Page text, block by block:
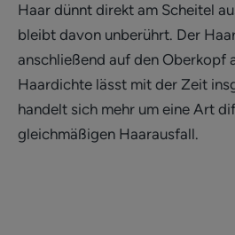
Haar dünnt direkt am Scheitel
bleibt davon unberührt. Der
anschließend auf den Oberkopf
Haardichte lässt mit der Zeit
handelt sich mehr um eine Art
gleichmäßigen Haarausfall.